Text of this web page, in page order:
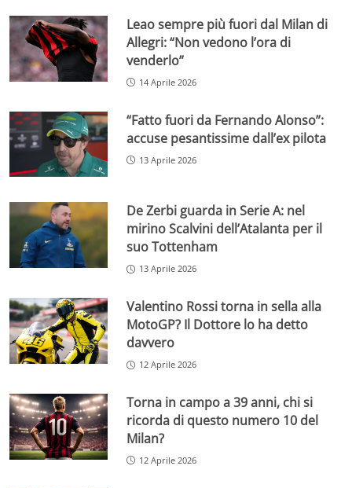
Leao sempre più fuori dal Milan di
Allegri: “Non vedono l’ora di
venderlo”
14 Aprile 2026
“Fatto fuori da Fernando Alonso”:
accuse pesantissime dall’ex pilota
13 Aprile 2026
De Zerbi guarda in Serie A: nel
mirino Scalvini dell’Atalanta per il
suo Tottenham
13 Aprile 2026
Valentino Rossi torna in sella alla
MotoGP? Il Dottore lo ha detto
davvero
12 Aprile 2026
Torna in campo a 39 anni, chi si
ricorda di questo numero 10 del
Milan?
12 Aprile 2026